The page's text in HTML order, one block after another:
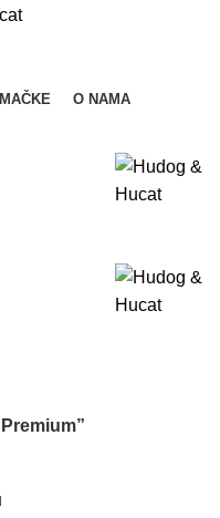
MAČKE
O NAMA